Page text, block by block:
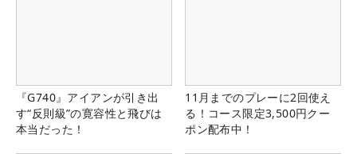
『G740』アイアンが引き出
す“反則級”の寛容性と飛びは
本当だった！
11月までのプレーに2回使え
る！コース限定3,500円クー
ポン配布中！